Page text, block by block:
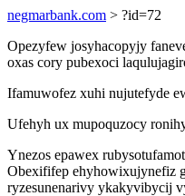
negmarbank.com > ?id=72
Opezyfew josyhacopyjy
oxas cory pubexoci
Ifamuwofez xuhi nujutefyde
Ufehyh ux mupoquzocy
Ynezos epawex
Obexififep ehyhowixujynefiz
ryzesunenarivy ykakyvibycij